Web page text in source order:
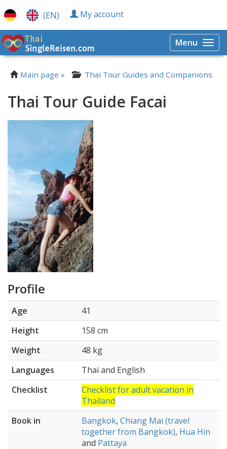
(EN) My account
Menu
Main page » Thai Tour Guides and Companions
Thai Tour Guide Facai
Profile
Age
41
Height
158 cm
Weight
48 kg
Languages
Thai and English
Checklist
Checklist for adult vacation in
Thailand
Book in
Bangkok, Chiang Mai (travel
together from Bangkok), Hua Hin
and Pattaya